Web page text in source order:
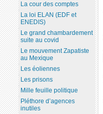
La cour des comptes
La loi ELAN (EDF et
ENEDIS)
Le grand chambardement
suite au covid
Le mouvement Zapatiste
au Mexique
Les éoliennes
Les prisons
Mille feuille politique
Pléthore d’agences
inutiles